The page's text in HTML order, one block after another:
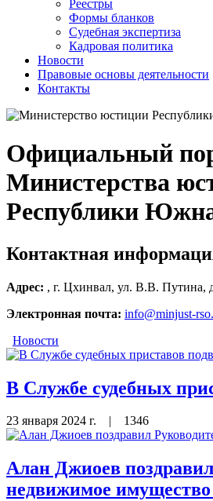
Реестры
Формы бланков
Судебная экспертиза
Кадровая политика
Новости
Правовые основы деятельности
Контакты
Официальный
Министерства
Республики
Контактная
Адрес: , г. Цхинвал, ул. В.В. Путина,
Электронная почта: info@minjust-
Новости
В Службе судебных
23 января 2024 г. 1346
Алан Джиоев
недвижимое